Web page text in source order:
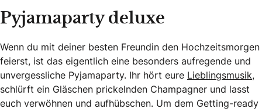
Pyjamaparty deluxe
Wenn du mit deiner besten Freundin den Hochzeitsmorgen
feierst, ist das eigentlich eine besonders aufregende und
unvergessliche Pyjamaparty. Ihr hört eure Lieblingsmusik,
schlürft ein Gläschen prickelnden Champagner und lasst
euch verwöhnen und aufhübschen. Um dem Getting-ready